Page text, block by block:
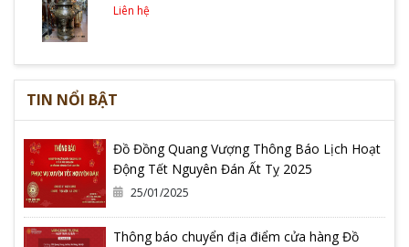
Liên hệ
TIN NỔI BẬT
Đồ Đồng Quang Vượng Thông Báo Lịch Hoạt
Động Tết Nguyên Đán Ất Tỵ 2025
25/01/2025
Thông báo chuyển địa điểm cửa hàng Đồ